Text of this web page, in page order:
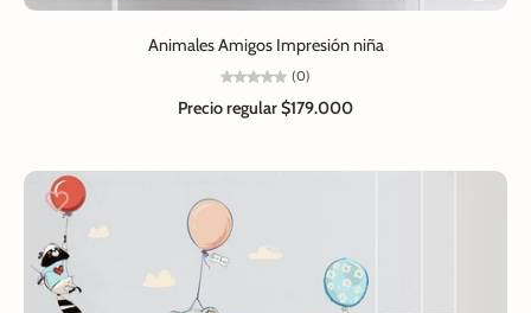
Animales Amigos Impresión niña
(0)
Precio regular$179.000